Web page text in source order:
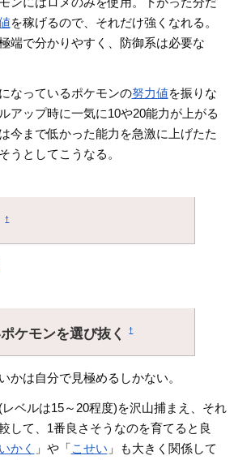
を稼げるので、それだけ強くなれる。
端で分かりやすく、防御系は必要な
なっているポケモンの努力値を振りな
アップ時に一気に10や20能力が上がる
今まで低かった能力を急激に上げたた
うとしてこうなる。
†
ケモンを選び抜く†
かは自分で見極めるしかない。
ベルは15～20程度)を沢山捕まえ、それ
して、1番良さそうなのを育てると良
かく 」や「こせい 」も大きく関係して